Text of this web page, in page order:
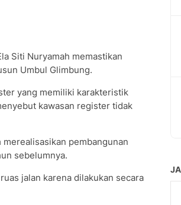
Siti Nuryamah memastikan
Umbul Glimbung.
yang memiliki karakteristik
kawasan register tidak
pembangunan
sebelumnya.
jalan karena dilakukan secara